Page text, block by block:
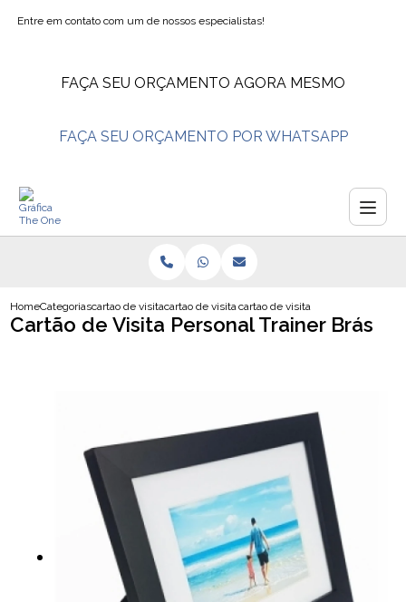
Entre em contato com um de nossos especialistas!
FAÇA SEU ORÇAMENTO AGORA MESMO
FAÇA SEU ORÇAMENTO POR WHATSAPP
HomeCategoriascartao de visitacartao de visita nutricionistacartao de visita personal trainer
Cartão de Visita Personal Trainer Brás